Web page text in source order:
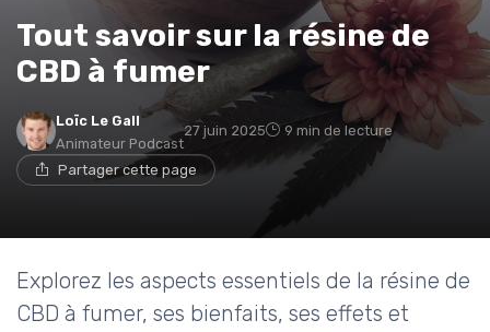
Tout savoir sur la résine de
CBD à fumer
Loïc Le Gall
Animateur Podcast
27 juin 2025 9 min de lecture
Partager cette page
Explorez les aspects essentiels de la résine de
CBD à fumer, ses bienfaits, ses effets et